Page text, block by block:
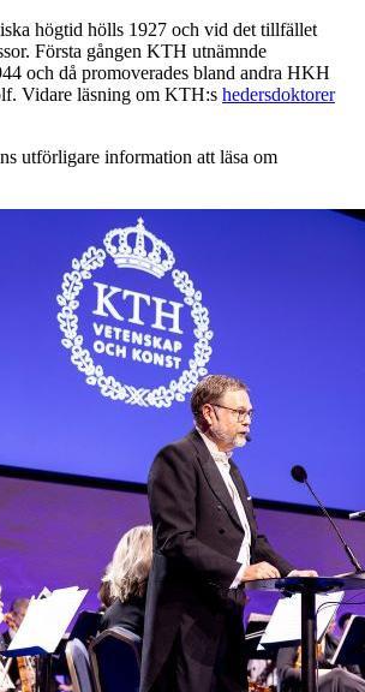
högtid hölls 1927 och vid det tillfället
Första gången KTH utnämnde
och då promoverades bland andra HKH
Vidare läsning om KTH:s hedersdoktorer
utförligare information att läsa om